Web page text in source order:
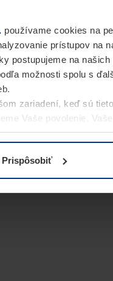
používame cookies na
prístupov na
postupujeme na
možnosti spolu s
zariadení, keď sú
Vaše povolenie.
o ochrane
Prispôsobiť